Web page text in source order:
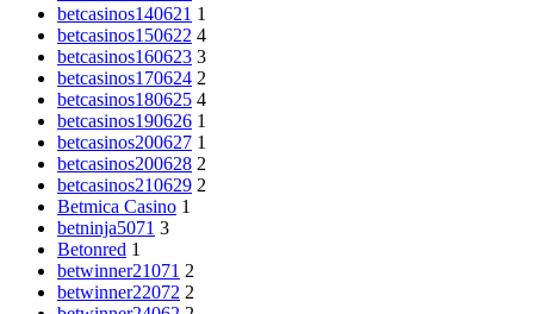
betcasinos140621 1
betcasinos150622 4
betcasinos160623 3
betcasinos170624 2
betcasinos180625 4
betcasinos190626 1
betcasinos200627 1
betcasinos200628 2
betcasinos210629 2
Betmica Casino 1
betninja5071 3
Betonred 1
betwinner21071 2
betwinner22072 2